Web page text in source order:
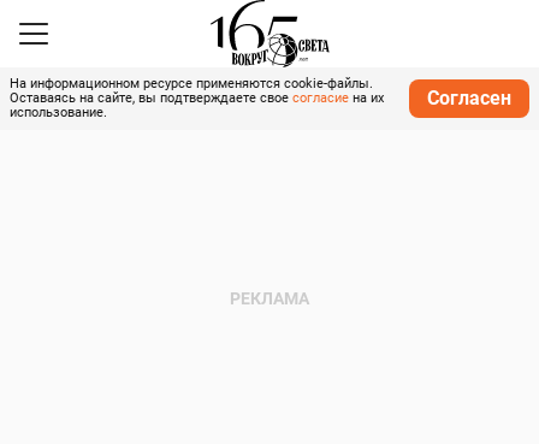
На информационном ресурсе применяются cookie-файлы.
Оставаясь на сайте, вы подтверждаете свое согласие на их
использование.
Согласен